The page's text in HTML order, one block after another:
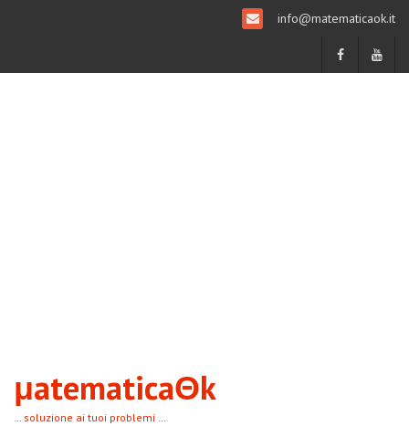
info@matematicaok.it
μatematicaΘk
… soluzione ai tuoi problemi …